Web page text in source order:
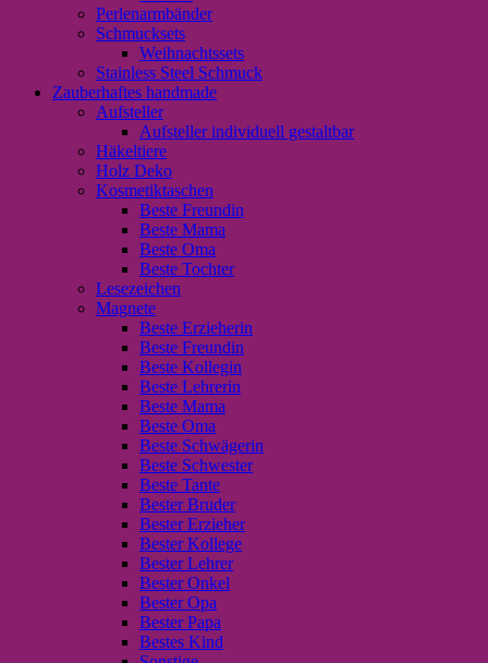
Perlenarmbänder
Schmucksets
Weihnachtssets
Stainless Steel Schmuck
Zauberhaftes handmade
Aufsteller
Aufsteller individuell gestaltbar
Häkeltiere
Holz Deko
Kosmetiktaschen
Beste Freundin
Beste Mama
Beste Oma
Beste Tochter
Lesezeichen
Magnete
Beste Erzieherin
Beste Freundin
Beste Kollegin
Beste Lehrerin
Beste Mama
Beste Oma
Beste Schwägerin
Beste Schwester
Beste Tante
Bester Bruder
Bester Erzieher
Bester Kollege
Bester Lehrer
Bester Onkel
Bester Opa
Bester Papa
Bestes Kind